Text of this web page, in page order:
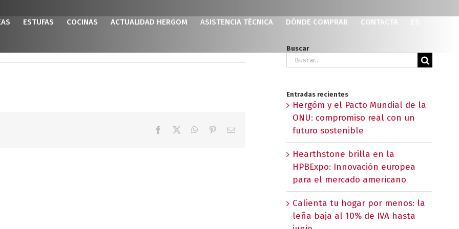
ESTUFAS COCINAS ACTUALIDAD HERGOM ASISTENCIA TÉCNICA DÓNDE COMPRAR CONTACTA
Facebook WhatsApp
PinterestCorreo
Buscar
Buscar:
Entradas recientes
Hergóm y el Pacto Mundial de la
ONU: compromiso real con un
futuro sostenible
Hearthstone brilla en la
HPBExpo: Innovación europea
para el mercado americano
Calienta tu hogar por menos: la
leña baja al 10% de IVA hasta